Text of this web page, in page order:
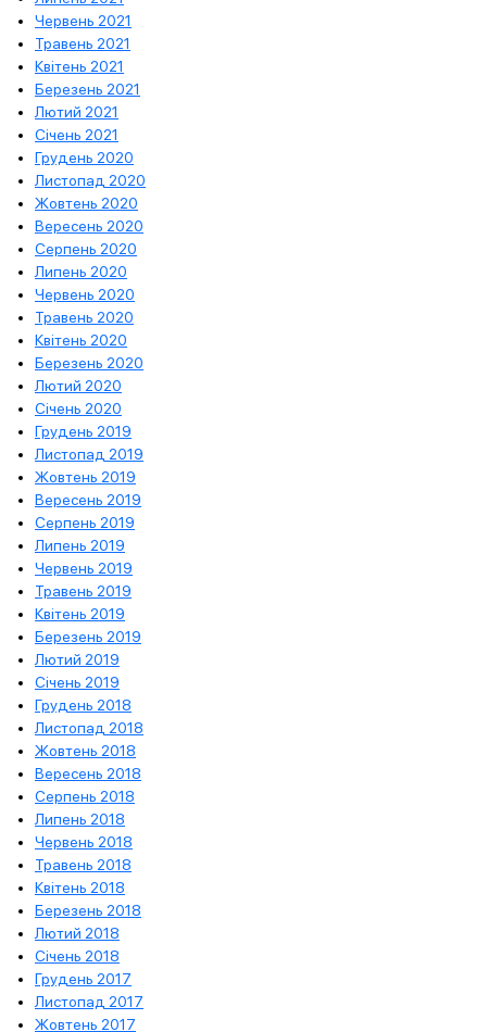
Червень 2021
Травень 2021
Квітень 2021
Березень 2021
Лютий 2021
Січень 2021
Грудень 2020
Листопад 2020
Жовтень 2020
Вересень 2020
Серпень 2020
Липень 2020
Червень 2020
Травень 2020
Квітень 2020
Березень 2020
Лютий 2020
Січень 2020
Грудень 2019
Листопад 2019
Жовтень 2019
Вересень 2019
Серпень 2019
Липень 2019
Червень 2019
Травень 2019
Квітень 2019
Березень 2019
Лютий 2019
Січень 2019
Грудень 2018
Листопад 2018
Жовтень 2018
Вересень 2018
Серпень 2018
Липень 2018
Червень 2018
Травень 2018
Квітень 2018
Березень 2018
Лютий 2018
Січень 2018
Грудень 2017
Листопад 2017
Жовтень 2017